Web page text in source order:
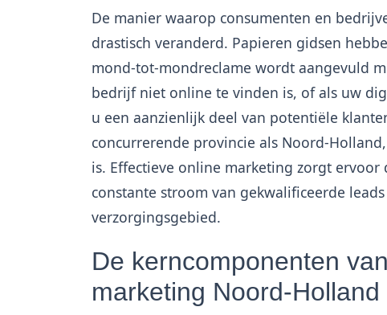
De manier waarop consumenten en
drastisch veranderd. Papieren gidsen
mond-tot-mondreclame wordt aangevuld
bedrijf niet online te vinden is, of als uw
u een aanzienlijk deel van potentiële
concurrerende provincie als Noord-
is. Effectieve online marketing zorgt
constante stroom van gekwalificeerde
verzorgingsgebied.
De kerncomponenten
marketing Noord-Holland